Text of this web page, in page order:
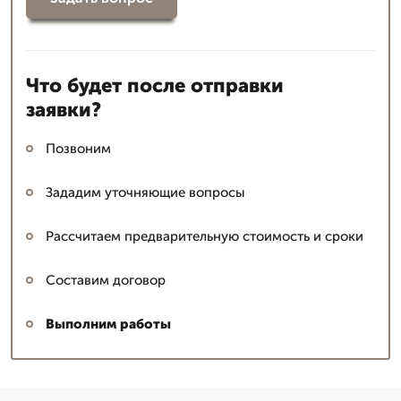
Что будет после отправки
заявки?
Позвоним
Зададим уточняющие вопросы
Рассчитаем предварительную стоимость и сроки
Составим договор
Выполним работы